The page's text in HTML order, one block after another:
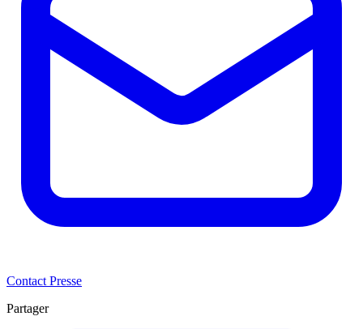
Contact Presse
Partager